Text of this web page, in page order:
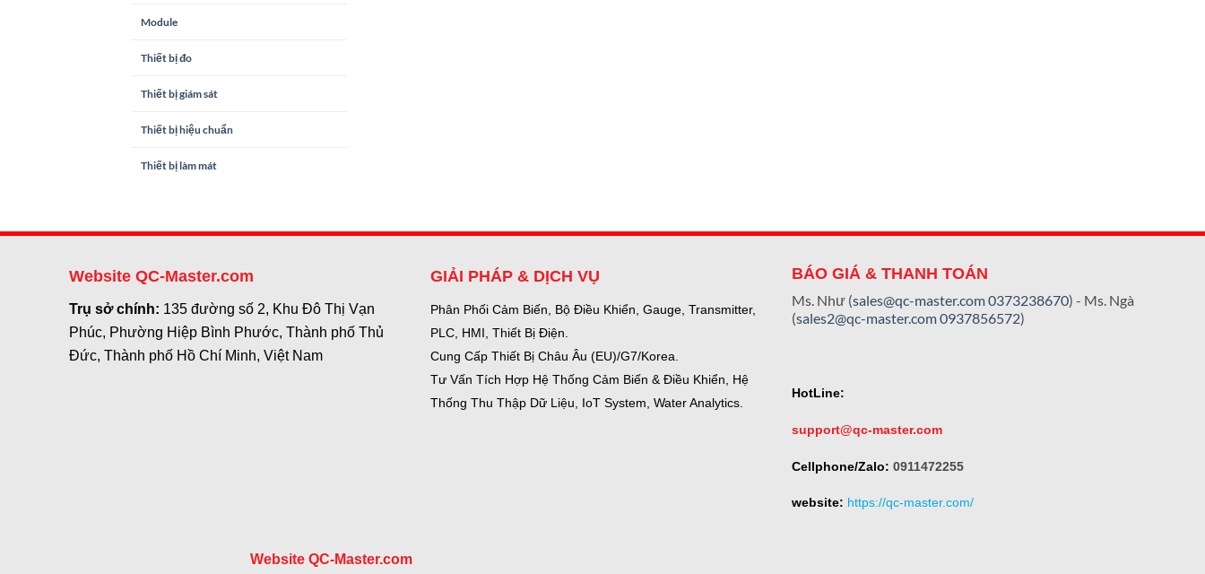
Module
Thiết bị đo
Thiết bị giám sát
Thiết bị hiệu chuẩn
Thiết bị làm mát
Website QC-Master.com
Trụ sở chính: 135 đường số 2, Khu Đô Thị Vạn
Phúc, Phường Hiệp Bình Phước, Thành phố Thủ
Đức, Thành phố Hồ Chí Minh, Việt Nam
GIẢI PHÁP & DỊCH VỤ
Phân Phối Cảm Biến, Bộ Điều Khiển, Gauge, Transmitter,
PLC, HMI, Thiết Bị Điện.
Cung Cấp Thiết Bị Châu Âu (EU)/G7/Korea.
Tư Vấn Tích Hợp Hệ Thống Cảm Biến & Điều Khiển, Hệ
Thống Thu Thập Dữ Liệu, IoT System, Water Analytics.
BÁO GIÁ & THANH TOÁN
Ms. Như (sales@qc-master.com0373238670) - Ms. Ngà
(sales2@qc-master.com0937856572)
HotLine:
support@qc-master.com
Cellphone/Zalo: 0911472255
website: https://qc-master.com/
Website QC-Master.com